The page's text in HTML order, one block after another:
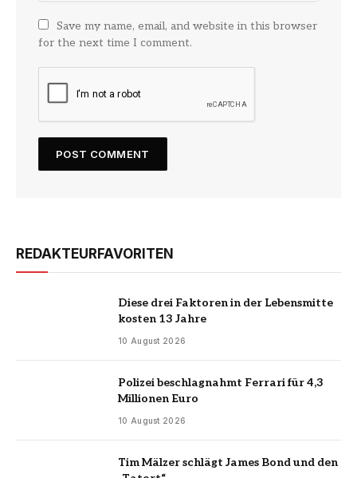
Save my name, email, and website in this browser
for the next time I comment.
REDAKTEURFAVORITEN
Diese drei Faktoren in der Lebensmitte
kosten 13 Jahre
10 August 2026
Polizei beschlagnahmt Ferrari für 4,3
Millionen Euro
10 August 2026
Tim Mälzer schlägt James Bond und den